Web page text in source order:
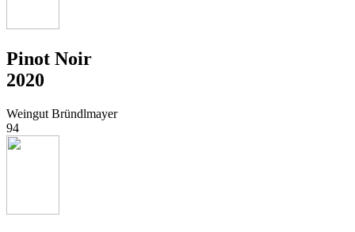
Pinot Noir
2020
Weingut Bründlmayer
94